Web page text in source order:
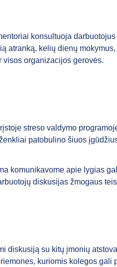
konsultuoja
kelių dienų
organizacijos gerovės.
streso valdymo
patobulino šiuos
komunikavome apie lygias
diskusijas žmogaus
diskusiją su kitų įmonių
kuriomis kolegos gali